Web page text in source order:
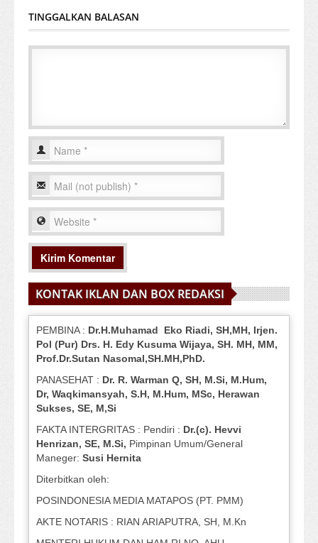
TINGGALKAN BALASAN
KONTAK IKLAN DAN BOX REDAKSI
PEMBINA : Dr.H.Muhamad Eko Riadi, SH,MH, Irjen.
Pol (Pur) Drs. H. Edy Kusuma Wijaya, SH. MH, MM,
Prof.Dr.Sutan Nasomal,SH.MH,PhD.
PANASEHAT : Dr. R. Warman Q, SH, M.Si, M.Hum,
Dr, Waqkimansyah, S.H, M.Hum, MSc, Herawan
Sukses, SE, M,Si
FAKTA INTERGRITAS : Pendiri : Dr.(c). Hevvi
Henrizan, SE, M.Si, Pimpinan Umum/General
Maneger: Susi Hernita
Diterbitkan oleh:
POSINDONESIA MEDIA MATAPOS (PT. PMM)
AKTE NOTARIS : RIAN ARIAPUTRA, SH, M.Kn